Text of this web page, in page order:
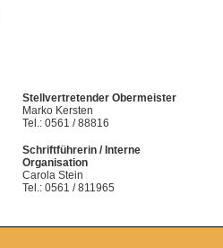
Stellvertretender Obermeister
Marko Kersten
Tel.: 0561 / 88816
Schriftführerin / Interne
Organisation
Carola Stein
Tel.: 0561 / 811965